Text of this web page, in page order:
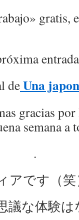
gratis,
deUna
gracias por
semana a
.
アです（笑
議な体験